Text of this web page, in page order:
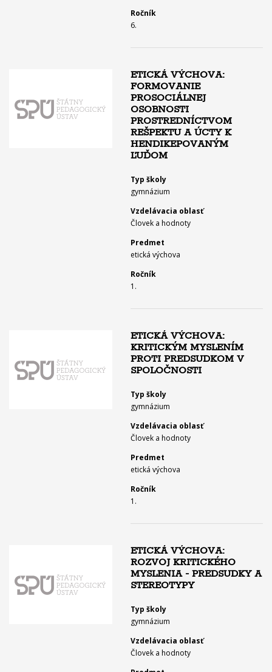
Ročník
6.
ETICKÁ VÝCHOVA:
FORMOVANIE
PROSOCIÁLNEJ
OSOBNOSTI
PROSTREDNÍCTVOM
REŠPEKTU A ÚCTY K
HENDIKEPOVANÝM
ĽUĎOM
Typ školy
gymnázium
Vzdelávacia oblasť
Človek a hodnoty
Predmet
etická výchova
Ročník
1.
ETICKÁ VÝCHOVA:
KRITICKÝM MYSLENÍM
PROTI PREDSUDKOM V
SPOLOČNOSTI
Typ školy
gymnázium
Vzdelávacia oblasť
Človek a hodnoty
Predmet
etická výchova
Ročník
1.
ETICKÁ VÝCHOVA:
ROZVOJ KRITICKÉHO
MYSLENIA - PREDSUDKY A
STEREOTYPY
Typ školy
gymnázium
Vzdelávacia oblasť
Človek a hodnoty